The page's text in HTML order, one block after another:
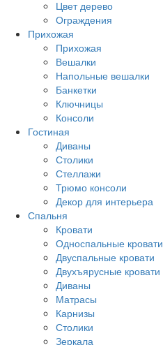
Цвет дерево
Ограждения
Прихожая
Прихожая
Вешалки
Напольные вешалки
Банкетки
Ключницы
Консоли
Гостиная
Диваны
Столики
Стеллажи
Трюмо консоли
Декор для интерьера
Спальня
Кровати
Односпальные кровати
Двуспальные кровати
Двухъярусные кровати
Диваны
Матрасы
Карнизы
Столики
Зеркала